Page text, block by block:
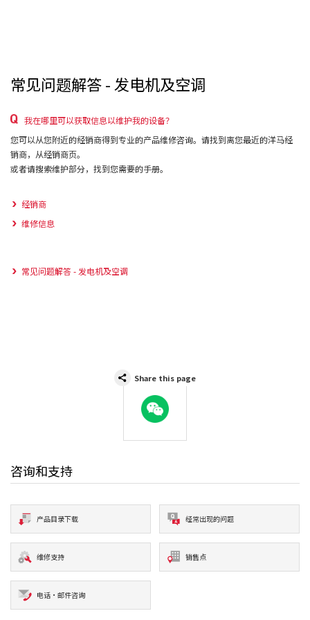
常见问题解答 - 发电机及空调
我在哪里可以获取信息以维护我的设备？
您可以从您附近的经销商得到专业的产品维修咨询。请找到离您最近的洋马经
销商，从经销商页。
或者请搜索维护部分，找到您需要的手册。
经销商
维修信息
常见问题解答 - 发电机及空调
Share this page
WeChat
咨询和支持
产品目录下载 经常出现的问题
维修支持 销售点
电话·邮件咨询